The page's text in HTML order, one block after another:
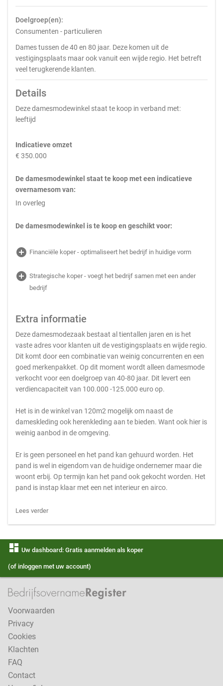
Doelgroep(en):
Consumenten - particulieren
Dames tussen de 40 en 80 jaar. Deze komen uit de
vestigingsplaats maar ook vanuit een wijde regio. Het betreft
veel terugkerende klanten.
Details
Deze damesmodewinkel staat te koop in verband met:
leeftijd
Indicatieve omzet
€ 350.000
De damesmodewinkel staat te koop met een indicatieve
overnamesom van:
In overleg
De damesmodewinkel is te koop en geschikt voor:
add_circle Financiële koper - optimaliseert het bedrijf in huidige vorm
add_circle Strategische koper - voegt het bedrijf samen met een ander
bedrijf
Extra informatie
Deze damesmodezaak bestaat al tientallen jaren en is het
vaste adres voor klanten uit de vestigingsplaats en wijde regio.
Dit komt door een combinatie van weinig concurrenten en een
goed merkenpakket. Op dit moment wordt alleen damesmode
verkocht voor een doelgroep van 40-80 jaar. Dit levert een
verdiencapaciteit van 100.000 -125.000 euro op.
Het is in de winkel van 120m2 mogelijk om naast de
dameskleding ook herenkleding aan te bieden. Want ook hier is
weinig aanbod in de omgeving.
Er is geen personeel en het pand kan gehuurd worden. Het
pand is wel in eigendom van de huidige ondernemer maar die
woont erbij. Op termijn kan het pand ook gekocht worden. Het
pand is instap klaar met een net interieur en airco.
Lees verder
dashboard Uw dashboard: Gratis aanmelden als koper
(of inloggen met uw account)
Voorwaarden
Privacy
Cookies
Klachten
FAQ
Contact